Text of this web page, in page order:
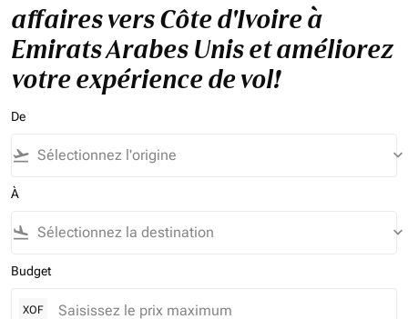
affaires vers Côte d'Ivoire à
Emirats Arabes Unis et améliorez
votre expérience de vol!
De
flight_takeoff keyboard_arrow_down
À
flight_land keyboard_arrow_down
Budget
XOF